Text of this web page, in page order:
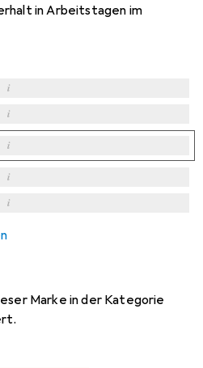
in Arbeitstagen im
i
i
i
i
i
Marke in der Kategorie